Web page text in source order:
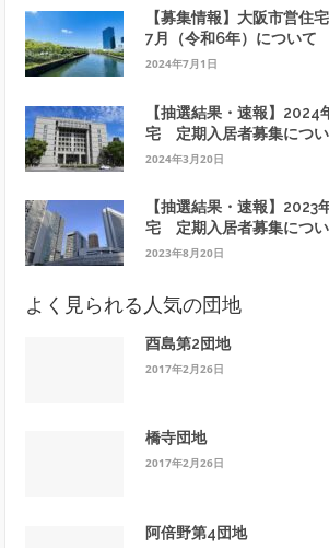
【募集情報】大阪市営住
7月（令和6年）について
2024年7月1日
【抽選結果・速報】2024
宅 定期入居者募集につ
2024年3月20日
【抽選結果・速報】2023
宅 定期入居者募集につ
2023年8月20日
よく見られる人気の団地
酉島第2団地
2017年2月26日
橋寺団地
2017年2月26日
阿倍野第4団地